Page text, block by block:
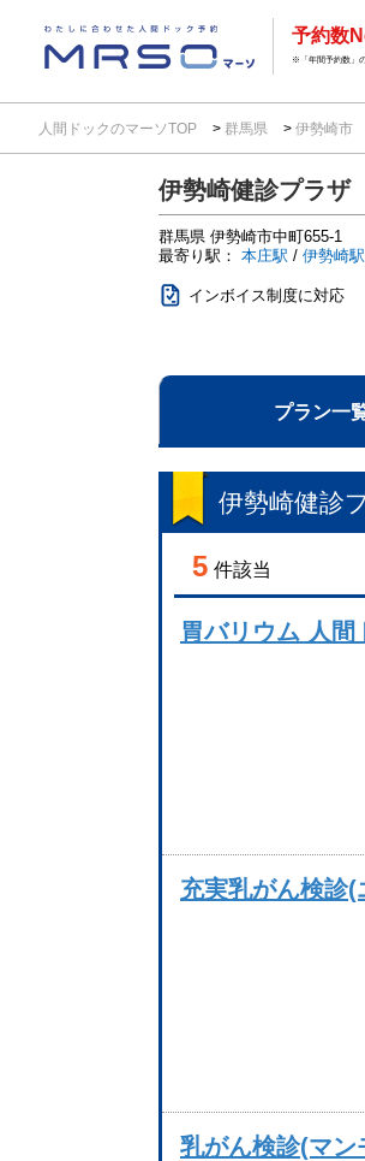
予約数
※「年間予約数」
人間ドックのマーソTOP 群馬県 伊勢崎市
伊勢崎健診プラザ
群馬県 伊勢崎市中町655-1
最寄り駅： 本庄駅 / 伊勢崎駅
インボイス制度に対応
プラン一
伊勢崎健診
5 件該当
胃バリウム 人間
充実乳がん検診(
乳がん検診(マン